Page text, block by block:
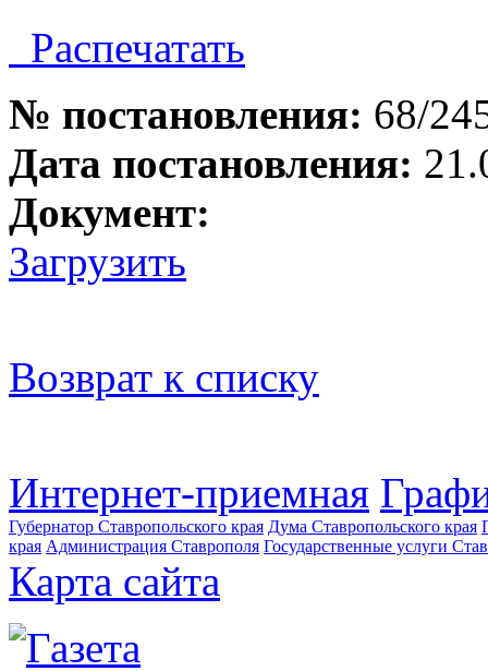
Распечатать
№ постановления: 68/
Дата постановления:
Документ:
Загрузить
Возврат к списку
Интернет-приемная
Губернатор Ставропольского края Дума Ставропольского края
края Администрация Ставрополя Государственные услуги
Карта сайта